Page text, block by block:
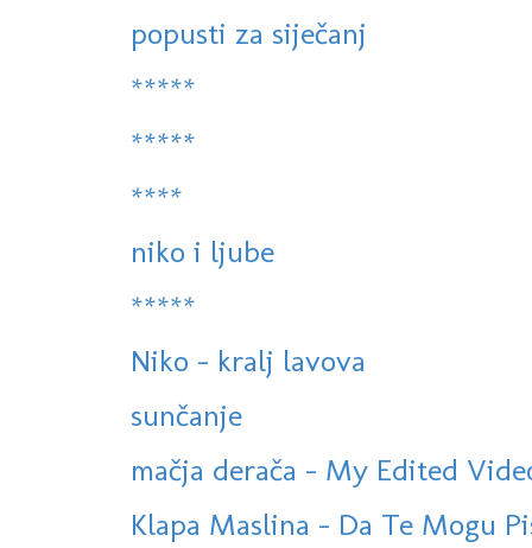
popusti za siječanj
*****
*****
****
niko i ljube
*****
Niko - kralj lavova
sunčanje
mačja derača - My Edited
Klapa Maslina - Da Te Mogu